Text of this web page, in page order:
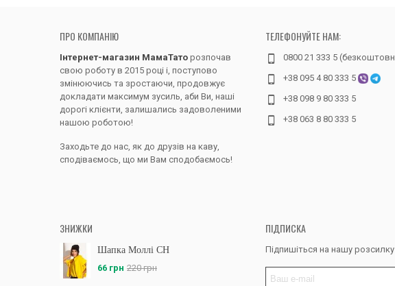
ПРО КОМПАНІЮ
Інтернет-магазин МамаТато розпочав
свою роботу в 2015 році і, поступово
змінюючись та зростаючи, продовжує
докладати максимум зусиль, аби Ви, наші
дорогі клієнти, залишались задоволеними
нашою роботою!
Заходьте до нас, як до друзів на каву,
сподіваємось, що ми Вам сподобаємось!
ТЕЛЕФОНУЙТЕ НАМ:
0800 21 333 5
+38 095 4 80 333 5
+38 098 9 80 333 5
+38 063 8 80 333 5
ЗНИЖКИ
Шапка Моллі CH
66 грн 220 грн
ПІДПИСКА
Підпишіться на нашу розсилку
Дякую за все,